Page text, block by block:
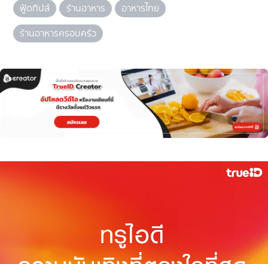
ฟู้ดทิปส์
ร้านอาหาร
อาหารไทย
ร้านอาหารครอบครัว